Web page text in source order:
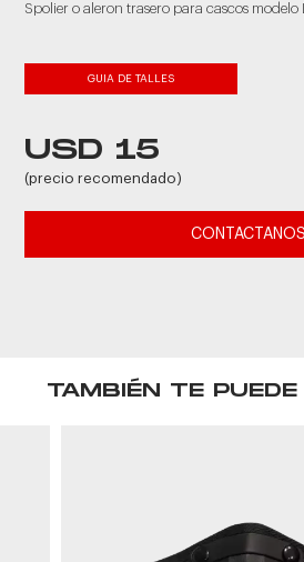
Spolier o aleron trasero para cascos modelo
GUIA DE TALLES
USD 15
(precio recomendado)
CONTACTANOS
TAMBIÉN TE PUEDE